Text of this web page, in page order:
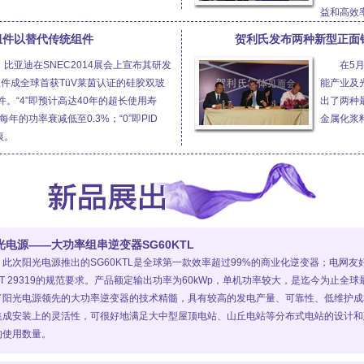
益和高效
以替代传统组件
比亚迪在SNEC2014展会上宣布其研发
件成全球首获TüV莱茵认证的硅胶双玻
。“4”即预计高达40年的超长使用寿
年的功率衰减低至0.3%；“0”即PID
贺利氏发布两种新型正
在5
能产业及
出了两种
金属化浆
电源——大功率组串逆变器SG60KTL
此次阳光电源推出的SG60KTL是全球第一款效率超过99%的商业化逆变器；电网
29319的规范要求。产品额定输出功率为60kWp，单机功率较大，是迄今为止全
阳光电源领先的大功率逆变器的技术精髓，具有较高的发电产量、可靠性、低维护
成安装上的灵活性，可很好地满足大中型屋顶电站、山丘电站等分布式电站的设计
用数量。